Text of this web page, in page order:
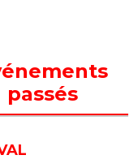
passés